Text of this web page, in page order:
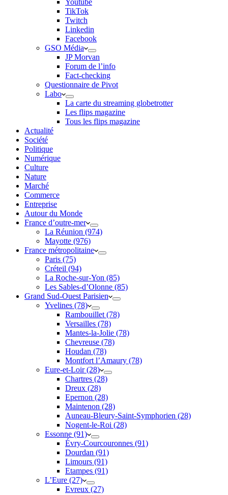
Youtube
TikTok
Twitch
Linkedin
Facebook
GSO Média
JP Morvan
Forum de l’info
Fact-checking
Questionnaire de Pivot
Labo
La carte du streaming globetrotter
Les flips magazine
Tous les flips magazine
Actualité
Société
Politique
Numérique
Culture
Nature
Marché
Commerce
Entreprise
Autour du Monde
France d’outre-mer
La Réunion (974)
Mayotte (976)
France métropolitaine
Paris (75)
Créteil (94)
La Roche-sur-Yon (85)
Les Sables-d’Olonne (85)
Grand Sud-Ouest Parisien
Yvelines (78)
Rambouillet (78)
Versailles (78)
Mantes-la-Jolie (78)
Chevreuse (78)
Houdan (78)
Montfort l’Amaury (78)
Eure-et-Loir (28)
Chartres (28)
Dreux (28)
Epernon (28)
Maintenon (28)
Auneau-Bleury-Saint-Symphorien (28)
Nogent-le-Roi (28)
Essonne (91)
Évry-Courcouronnes (91)
Dourdan (91)
Limours (91)
Etampes (91)
L’Eure (27)
Evreux (27)